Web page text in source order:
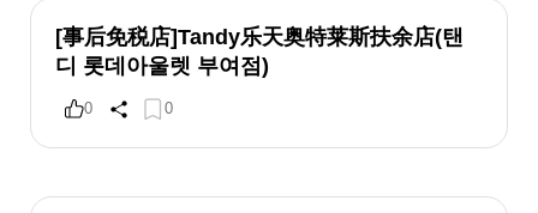
[事后免税店]Tandy乐天奥特莱斯扶余店(탠
디 롯데아울렛 부여점)
0 0